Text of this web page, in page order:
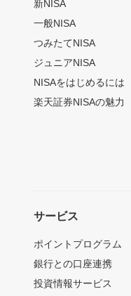
新NISA
一般NISA
つみたてNISA
ジュニアNISA
NISAをはじめるには
楽天証券NISAの魅力
サービス
ポイントプログラム
銀行との口座連携
投資情報サービス